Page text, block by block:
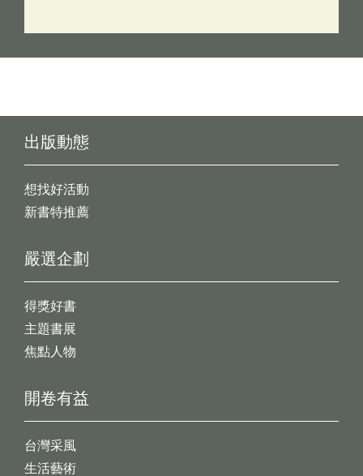
出版動態
想找好活動
新書特推薦
開卷有益
台灣采風
生活藝術
嚴選企劃
得獎好書
主題書展
焦點人物